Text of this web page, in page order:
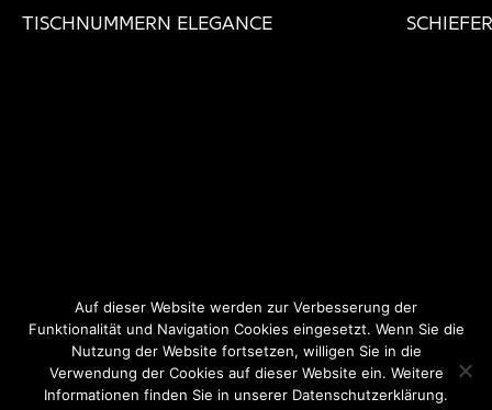
TISCHNUMMERN ELEGANCE
Instagram Facebook
Datenschutz
Impressum
Auf dieser Website werden zur Verbesserung der
Funktionalität und Navigation Cookies eingesetzt. Wenn Sie die
Nutzung der Website fortsetzen, willigen Sie in die
Verwendung der Cookies auf dieser Website ein. Weitere
Informationen finden Sie in unserer Datenschutzerklärung.